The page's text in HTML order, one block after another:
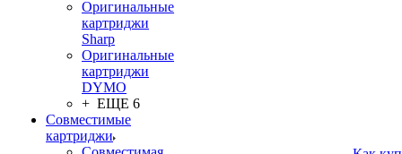
Оригинальные
картриджи
Sharp
Оригинальные
картриджи
DYMO
+ ЕЩЕ 6
Совместимые
картриджи